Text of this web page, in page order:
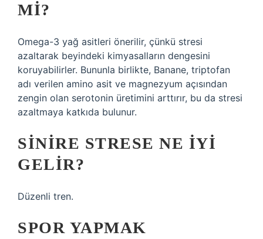
MI?
Omega-3 yağ asitleri önerilir, çünkü stresi
azaltarak beyindeki kimyasalların dengesini
koruyabilirler. Bununla birlikte, Banane, triptofan
adı verilen amino asit ve magnezyum açısından
zengin olan serotonin üretimini arttırır, bu da stresi
azaltmaya katkıda bulunur.
SINIRE STRESE NE IYI
GELIR?
Düzenli tren.
SPOR YAPMAK